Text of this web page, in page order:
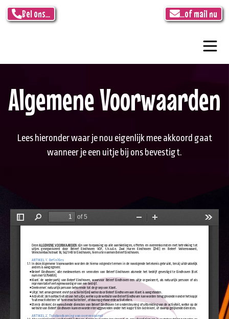
Bel ons... ...of mail nu
Algemene Voorwaarden
Lees hieronder waar je nou eigenlijk mee akkoord gaat
wanneer je een uitje bij ons bevestigt.